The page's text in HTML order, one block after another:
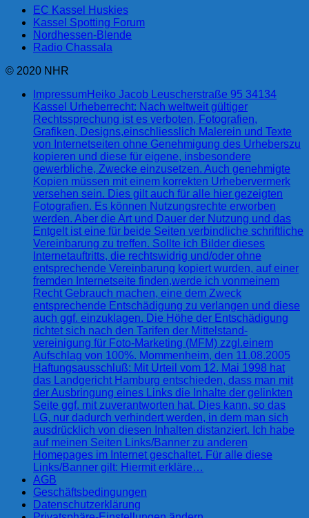
EC Kassel Huskies
Kassel Spotting Forum
Nordhessen-Blende
Radio Chassala
© 2020 NHR
ImpressumHeiko Jacob Leuscherstraße 95 34134
Kassel Urheberrecht: Nach weltweit gültiger
Rechtssprechung ist es verboten, Fotografien,
Grafiken, Designs,einschliesslich Malerein und Texte
von Internetseiten ohne Genehmigung des Urheberszu
kopieren und diese für eigene, insbesondere
gewerbliche, Zwecke einzusetzen. Auch genehmigte
Kopien müssen mit einem korrekten Urhebervermerk
versehen sein. Dies gilt auch für alle hier gezeigten
Fotografien. Es können Nutzungsrechte erworben
werden. Aber die Art und Dauer der Nutzung und das
Entgelt ist eine für beide Seiten verbindliche schriftliche
Vereinbarung zu treffen. Sollte ich Bilder dieses
Internetauftritts, die rechtswidrig und/oder ohne
entsprechende Vereinbarung kopiert wurden, auf einer
fremden Internetseite finden,werde ich vonmeinem
Recht Gebrauch machen, eine dem Zweck
entsprechende Entschädigung zu verlangen und diese
auch ggf. einzuklagen. Die Höhe der Entschädigung
richtet sich nach den Tarifen der Mittelstand-
vereinigung für Foto-Marketing (MFM) zzgl.einem
Aufschlag von 100%. Mommenheim, den 11.08.2005
Haftungsausschluß: Mit Urteil vom 12. Mai 1998 hat
das Landgericht Hamburg entschieden, dass man mit
der Ausbringung eines Links die Inhalte der gelinkten
Seite ggf. mit zuverantworten hat. Dies kann, so das
LG, nur dadurch verhindert werden, in dem man sich
ausdrücklich von diesen Inhalten distanziert. Ich habe
auf meinen Seiten Links/Banner zu anderen
Homepages im Internet geschaltet. Für alle diese
Links/Banner gilt: Hiermit erkläre…
AGB
Geschäftsbedingungen
Datenschutzerklärung